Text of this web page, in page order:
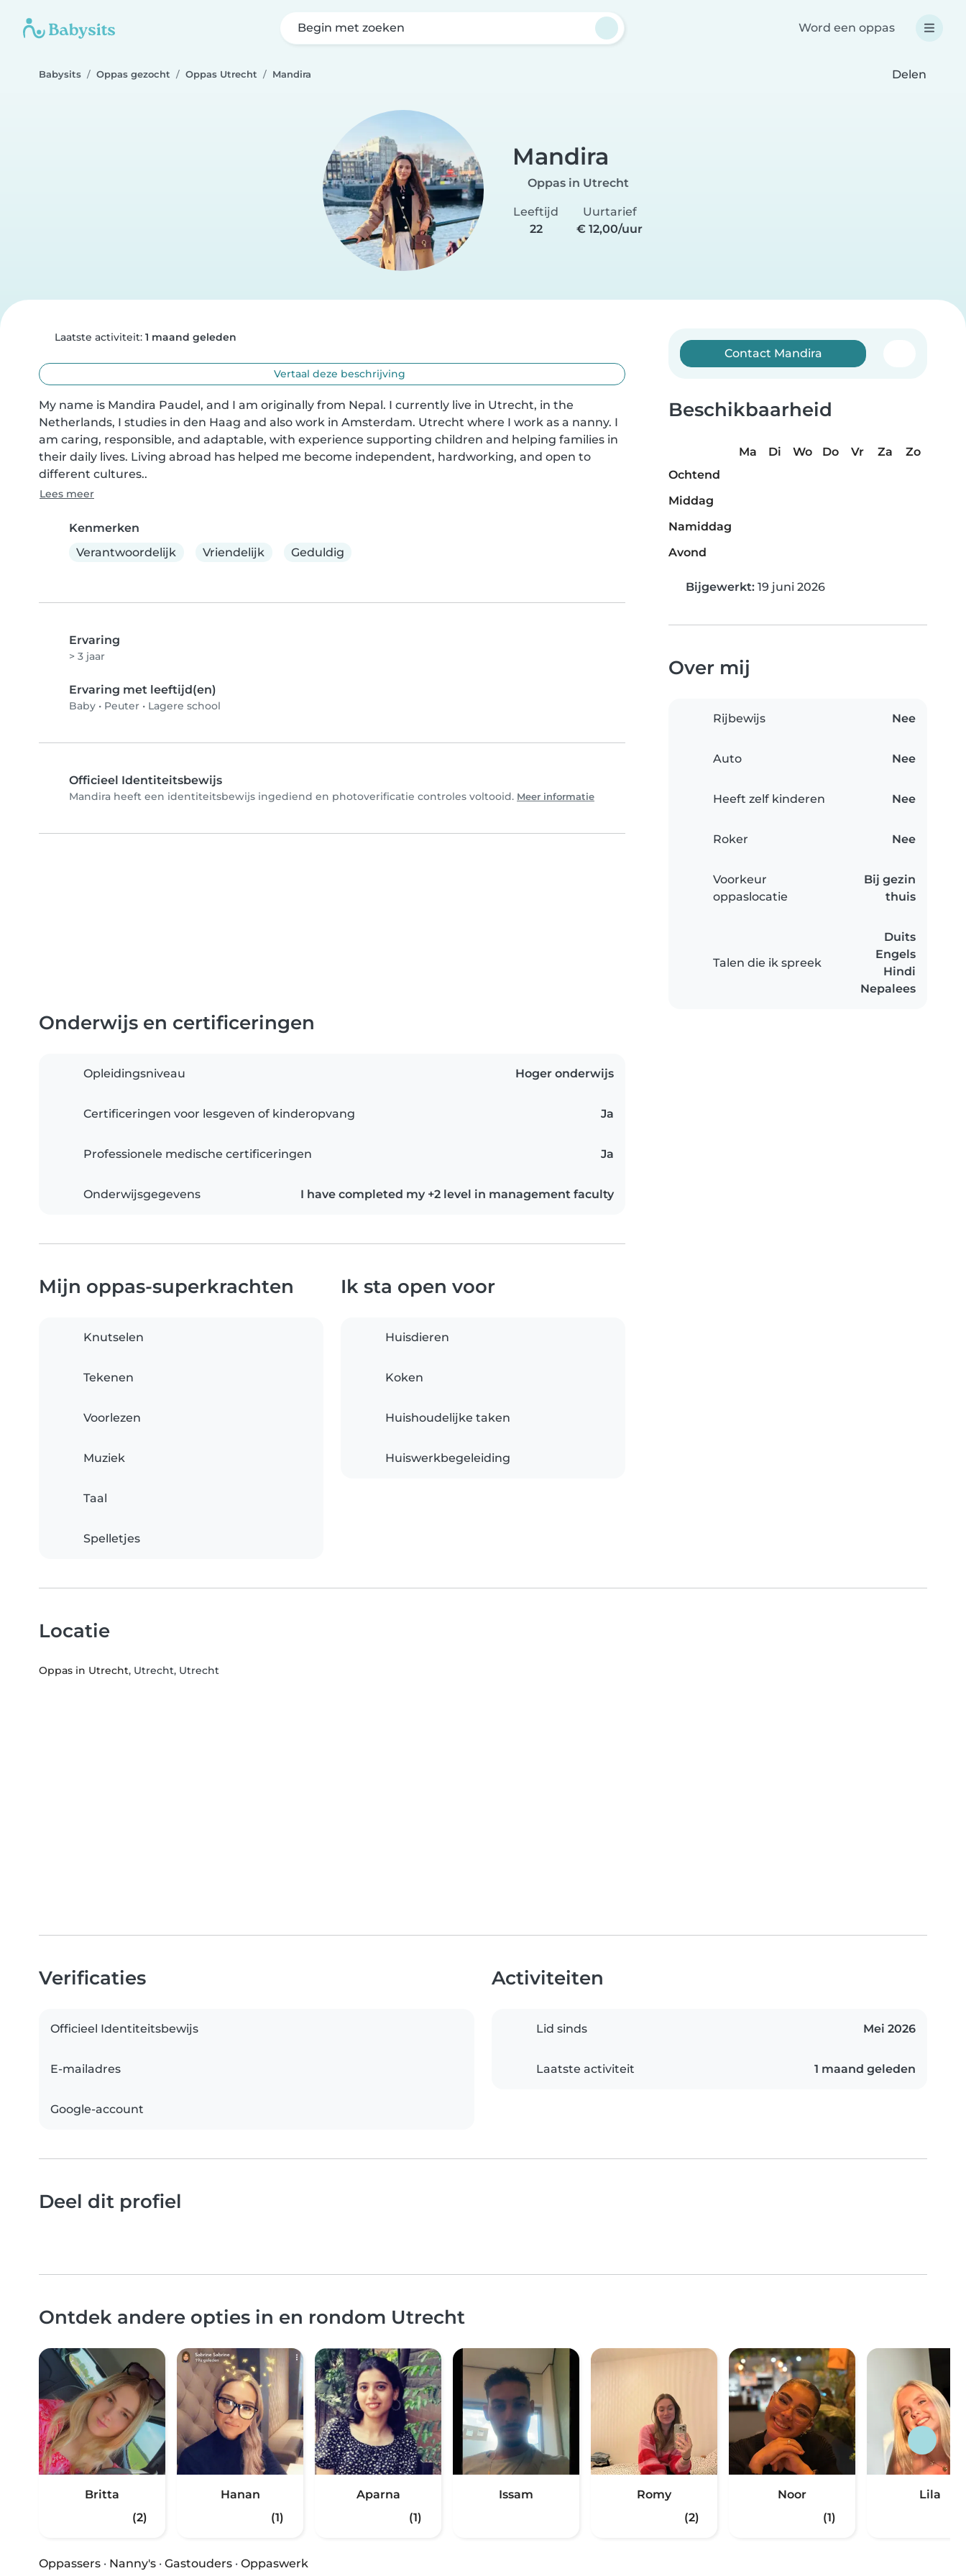
Begin met zoeken Word een oppas
Babysits Oppas gezocht Oppas Utrecht Mandira Delen
Mandira
Oppas in Utrecht
Leeftijd
22
Uurtarief
€ 12,00/uur
Laatste activiteit: 1 maand geleden
Vertaal deze beschrijving
My name is Mandira Paudel, and I am originally from Nepal. I currently live in Utrecht, in the
Netherlands, I studies in den Haag and also work in Amsterdam. Utrecht where I work as a nanny. I
am caring, responsible, and adaptable, with experience supporting children and helping families in
their daily lives. Living abroad has helped me become independent, hardworking, and open to
different cultures..
Lees meer
Kenmerken
Verantwoordelijk
Vriendelijk Geduldig
Ervaring
> 3 jaar
Ervaring met leeftijd(en)
Baby • Peuter • Lagere school
Officieel Identiteitsbewijs
Mandira heeft een identiteitsbewijs ingediend en photoverificatie controles voltooid. Meer informatie
Contact Mandira
Beschikbaarheid
Ma Di Wo Do Vr Za
Zo
Ochtend
Middag
Namiddag
Avond
Bijgewerkt: 19 juni 2026
Over mij
Rijbewijs Nee
Auto Nee
Heeft zelf kinderen Nee
Roker Nee
Voorkeur
oppaslocatie
Bij gezin
thuis
Talen die ik spreek
Duits
Engels
Hindi
Nepalees
Onderwijs en certificeringen
Opleidingsniveau Hoger onderwijs
Certificeringen voor lesgeven of kinderopvang Ja
Professionele medische certificeringen Ja
Onderwijsgegevens I have completed my +2 level in management faculty
Mijn oppas-superkrachten
Knutselen
Tekenen
Voorlezen
Muziek
Taal
Spelletjes
Ik sta open voor
Huisdieren
Koken
Huishoudelijke taken
Huiswerkbegeleiding
Locatie
Oppas in Utrecht, Utrecht, Utrecht
Verificaties
Officieel Identiteitsbewijs
E-mailadres
Google-account
Activiteiten
Lid sinds Mei 2026
Laatste activiteit 1 maand geleden
Deel dit profiel
Ontdek andere opties in en rondom Utrecht
Britta
(2)
Hanan
(1)
Aparna
(1)
Issam
Romy
(2)
Noor
(1)
Lila
Oppassers · Nanny's · Gastouders · Oppaswerk